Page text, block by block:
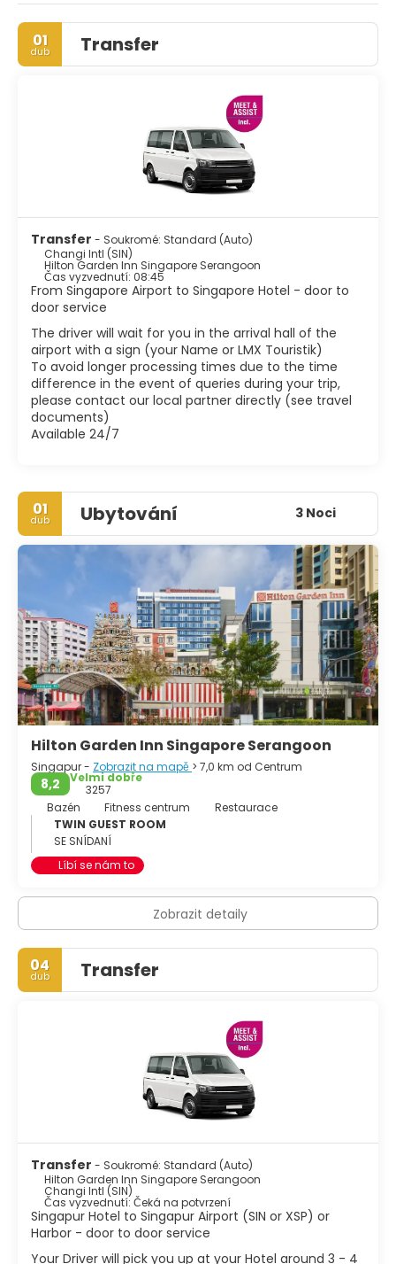
jeho čtvrtích.
Singapur je jedním z nejzelenějších měst, takže je
označován jako Zahrada města. Jednou z hlavních atrakcí
jsou botanické zahrady, které zahrnují nádhernou zahradu
rozmanitost orchidejí. Nejspíše nejznámější památkou
Singapuru je Merlion. Tato struktura Merlion se nachází v
parku Merlion, který se nachází v centrálním obchodním
okrsku. Existují zde fascinující etnické oblasti, jako je Little
India, Arab Street, Čínská čtvrť a Geylang. Tyto oblasti jsou
rozhodně stojí za návštěvu, pokud chcete zažít skutečnou
singapurskou kulturu. Dalšími atrakcemi jsou muzea
bujné parky. Kromě nakupování má Singapur skvělé jídlo.
Díky tomu, že je domovem různých etnických skupin,
Singapur vytvořil úžasnou směs chutí a textur ve své
kuchyni.
Singapur je jedním z nejživějších a nejmodernějších měst
v Asii s tropickým klimatem, s lahodným jídlem, dobrým
nakupováním a živým nočním životem se stal jedním z
nejlepších cílů na světě.
01
dub Transfer
Transfer - Soukromé: Standard (Auto)
Changi Intl (SIN)
Hilton Garden Inn Singapore Serangoon
Čas vyzvednutí: 08:45
From Singapore Airport to Singapore Hotel - door to
door service
The driver will wait for you in the arrival hall of the
airport with a sign (your Name or LMX Touristik)
To avoid longer processing times due to the time
difference in the event of queries during your trip,
please contact our local partner directly (see travel
documents)
Available 24/7
01
dub Ubytování 3 Noci
Hilton Garden Inn Singapore Serangoon
Singapur - Zobrazit na mapě > 7,0 km od Centrum
8,2
Velmi dobře
3257
Bazén
Fitness centrum
Restaurace
TWIN GUEST ROOM
SE SNÍDANÍ
Líbí se nám to
Zobrazit detaily
04
dub Transfer
Transfer - Soukromé: Standard (Auto)
Hilton Garden Inn Singapore Serangoon
Changi Intl (SIN)
Čas vyzvednutí: Čeká na potvrzení
Singapur Hotel to Singapur Airport (SIN or XSP) or
Harbor - door to door service
Your Driver will pick you up at your Hotel around 3 - 4